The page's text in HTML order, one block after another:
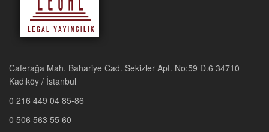
Caferağa Mah. Bahariye Cad. Sekizler Apt. No:59 D.6 34710
Kadıköy / İstanbul
0 216 449 04 85-86
0 506 563 55 60